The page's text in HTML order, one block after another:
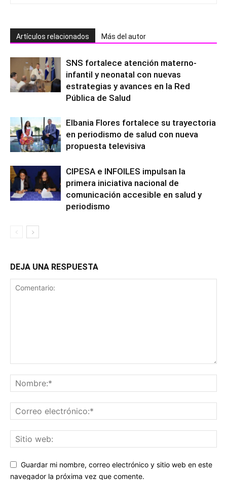
Artículos relacionados Más del autor
SNS fortalece atención materno-
infantil y neonatal con nuevas
estrategias y avances en la Red
Pública de Salud
Elbania Flores fortalece su trayectoria
en periodismo de salud con nueva
propuesta televisiva
CIPESA e INFOILES impulsan la
primera iniciativa nacional de
comunicación accesible en salud y
periodismo
DEJA UNA RESPUESTA
Guardar mi nombre, correo electrónico y sitio web en este
navegador la próxima vez que comente.